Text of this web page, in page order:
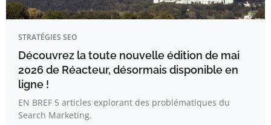
STRATÉGIES SEO
Découvrez la toute nouvelle édition de mai
2026 de Réacteur, désormais disponible en
ligne !
EN BREF 5 articles explorant des problématiques du
Search Marketing.